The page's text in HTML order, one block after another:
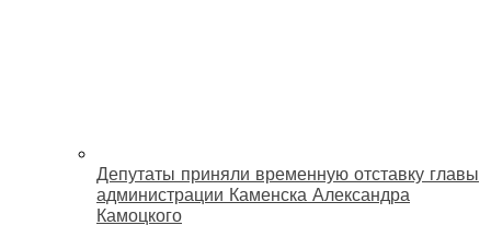
Депутаты приняли временную отставку главы
администрации Каменска Александра
Камоцкого